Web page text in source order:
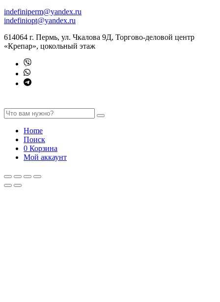
indefiniperm@yandex.ru
indefiniopt@yandex.ru
614064 г. Пермь, ул. Чкалова 9Д, Торгово-деловой центр
«Крепар», цокольный этаж
Home
Поиск
0 Корзина
Мой аккаунт